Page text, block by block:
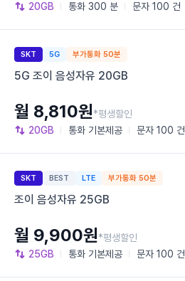
20GB 통화 300 분 문자 100 건
SKT 5G 부가통화 50분
5G 조이 음성자유 20GB
20GB 통화 기본제공 문자 100 건
월 8,810원*평생할인
SKT BEST LTE 부가통화 50분
조이 음성자유 25GB
25GB 통화 기본제공 문자 100 건
월 9,900원*평생할인